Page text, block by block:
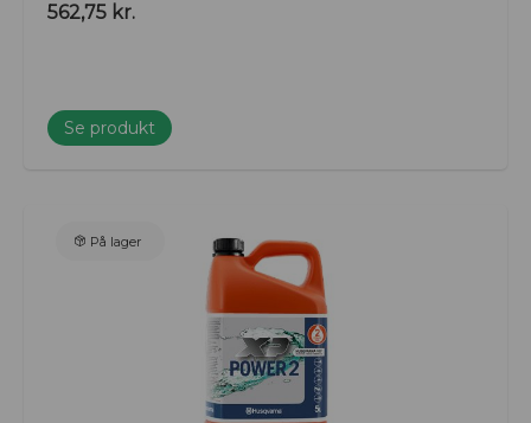
562,75 kr.
Se produkt
På lager